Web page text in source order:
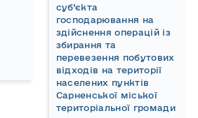
суб’єкта
господарювання на
здійснення операцій із
збирання та
перевезення побутових
відходів на території
населених пунктів
Сарненської міської
територіальної громади